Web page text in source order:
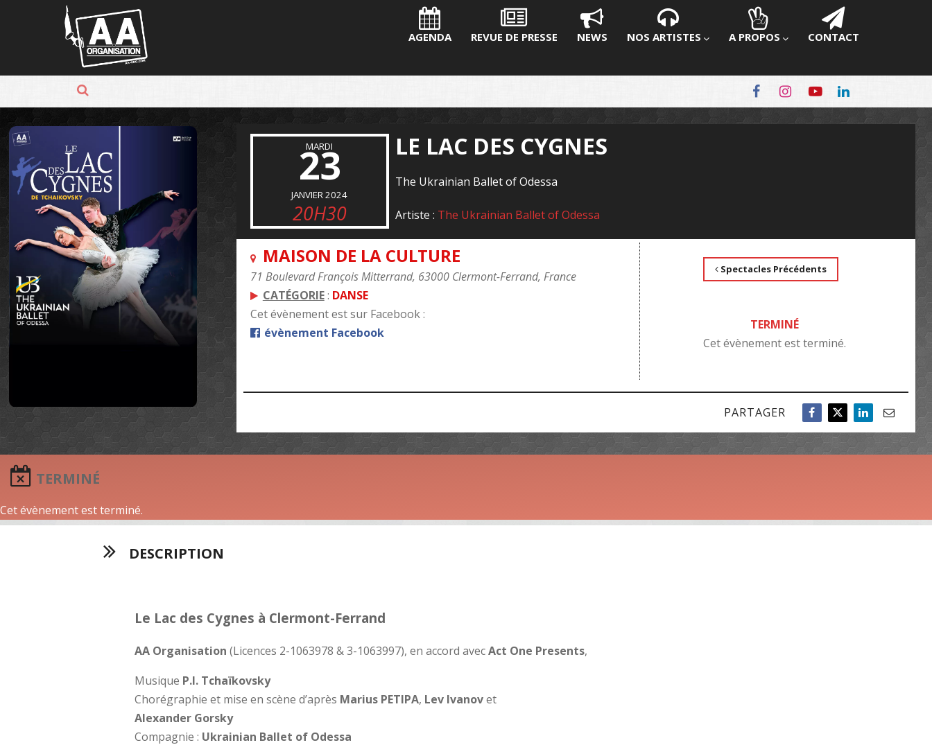
Panneau de gestion des cookies
AGENDA REVUE DE PRESSE NEWS NOS ARTISTES A PROPOS CONTACT
MARDI
23
JANVIER 2024
20H30
LE LAC DES CYGNES
The Ukrainian Ballet of Odessa
Artiste : The Ukrainian Ballet of Odessa
MAISON DE LA CULTURE
71 Boulevard François Mitterrand, 63000 Clermont-Ferrand, France
CATÉGORIE: DANSE
Cet évènement est sur Facebook :
évènement Facebook
Spectacles Précédents
TERMINÉ
Cet évènement est terminé.
PARTAGER
TERMINÉ
Cet évènement est terminé.
DESCRIPTION
Le Lac des Cygnes à Clermont-Ferrand
AA Organisation (Licences 2-1063978 & 3-1063997), en accord avecAct One Presents,
Musique P.I. Tchaïkovsky
Chorégraphie et mise en scène d’après Marius PETIPA, Lev Ivanovet
Alexander Gorsky
Compagnie : Ukrainian Ballet of Odessa